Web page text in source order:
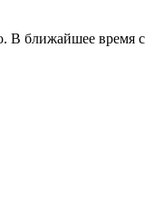
В ближайшее время с